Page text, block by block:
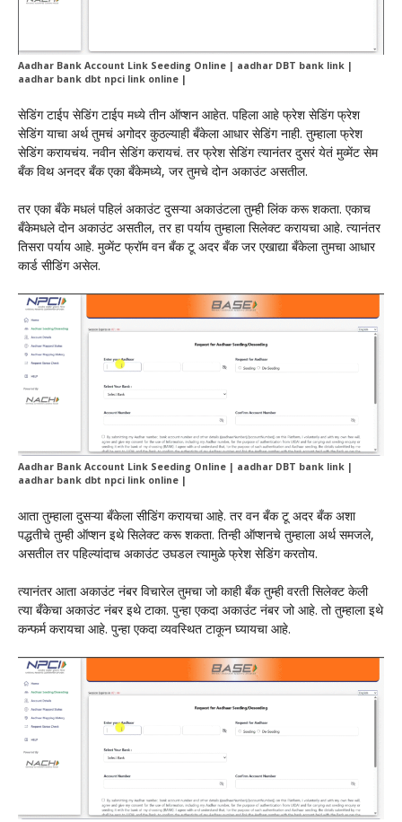
Aadhar Bank Account Link Seeding Online | aadhar DBT bank link |
aadhar bank dbt npci link online |
सेडिंग टाईप सेडिंग टाईप मध्ये तीन ऑप्शन आहेत. पहिला आहे फ्रेश सेडिंग फ्रेश
सेडिंग याचा अर्थ तुमचं अगोदर कुठल्याही बँकेला आधार सेडिंग नाही. तुम्हाला फ्रेश
सेडिंग करायचंय. नवीन सेडिंग करायचं. तर फ्रेश सेडिंग त्यानंतर दुसरं येतं मुव्मेंट सेम
बँक विथ अनदर बँक एका बँकेमध्ये, जर तुमचे दोन अकाउंट असतील.
तर एका बँके मधलं पहिलं अकाउंट दुसऱ्या अकाउंटला तुम्ही लिंक करू शकता. एकाच
बँकेमधले दोन अकाउंट असतील, तर हा पर्याय तुम्हाला सिलेक्ट करायचा आहे. त्यानंतर
तिसरा पर्याय आहे. मुव्मेंट फ्रॉम वन बँक टू अदर बँक जर एखाद्या बँकेला तुमचा आधार
कार्ड सीडिंग असेल.
Aadhar Bank Account Link Seeding Online | aadhar DBT bank link |
aadhar bank dbt npci link online |
आता तुम्हाला दुसऱ्या बँकेला सीडिंग करायचा आहे. तर वन बँक टू अदर बँक अशा
पद्धतीचे तुम्ही ऑप्शन इथे सिलेक्ट करू शकता. तिन्ही ऑप्शनचे तुम्हाला अर्थ समजले,
असतील तर पहिल्यांदाच अकाउंट उघडल त्यामुळे फ्रेश सेडिंग करतोय.
त्यानंतर आता अकाउंट नंबर विचारेल तुमचा जो काही बँक तुम्ही वरती सिलेक्ट केली
त्या बँकेचा अकाउंट नंबर इथे टाका. पुन्हा एकदा अकाउंट नंबर जो आहे. तो तुम्हाला इथे
कन्फर्म करायचा आहे. पुन्हा एकदा व्यवस्थित टाकून घ्यायचा आहे.